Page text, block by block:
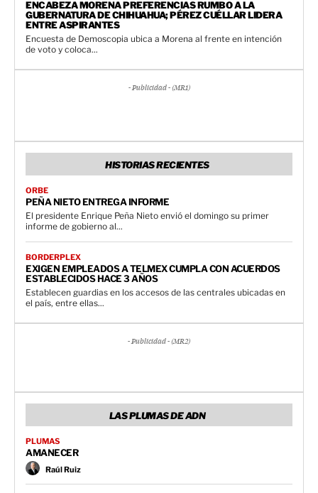
ENCABEZA MORENA PREFERENCIAS RUMBO A LA
GUBERNATURA DE CHIHUAHUA; PÉREZ CUÉLLAR LIDERA
ENTRE ASPIRANTES
Encuesta de Demoscopia ubica a Morena al frente en intención
de voto y coloca...
- Publicidad - (MR1)
HISTORIAS RECIENTES
ORBE
PEÑA NIETO ENTREGA INFORME
El presidente Enrique Peña Nieto envió el domingo su primer
informe de gobierno al...
BORDERPLEX
EXIGEN EMPLEADOS A TELMEX CUMPLA CON ACUERDOS
ESTABLECIDOS HACE 3 AÑOS
Establecen guardias en los accesos de las centrales ubicadas en
el país, entre ellas...
- Publicidad - (MR2)
LAS PLUMAS DE ADN
PLUMAS
AMANECER
Raúl Ruiz